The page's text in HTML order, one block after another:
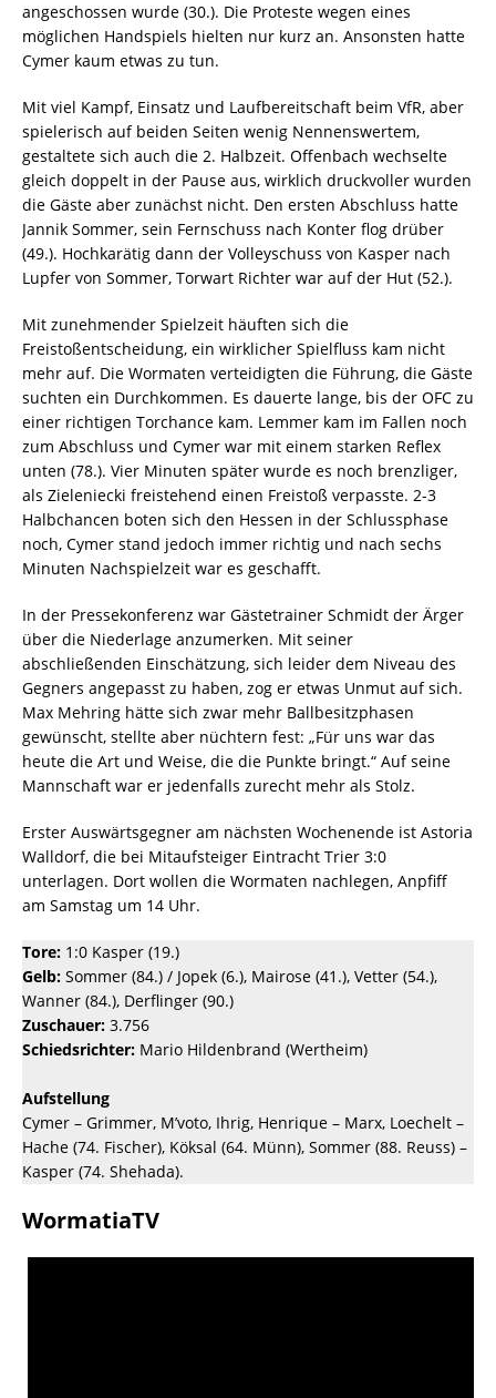
angeschossen wurde (30.). Die Proteste wegen eines
möglichen Handspiels hielten nur kurz an. Ansonsten hatte
Cymer kaum etwas zu tun.
Mit viel Kampf, Einsatz und Laufbereitschaft beim VfR, aber
spielerisch auf beiden Seiten wenig Nennenswertem,
gestaltete sich auch die 2. Halbzeit. Offenbach wechselte
gleich doppelt in der Pause aus, wirklich druckvoller wurden
die Gäste aber zunächst nicht. Den ersten Abschluss hatte
Jannik Sommer, sein Fernschuss nach Konter flog drüber
(49.). Hochkarätig dann der Volleyschuss von Kasper nach
Lupfer von Sommer, Torwart Richter war auf der Hut (52.).
Mit zunehmender Spielzeit häuften sich die
Freistoßentscheidung, ein wirklicher Spielfluss kam nicht
mehr auf. Die Wormaten verteidigten die Führung, die Gäste
suchten ein Durchkommen. Es dauerte lange, bis der OFC zu
einer richtigen Torchance kam. Lemmer kam im Fallen noch
zum Abschluss und Cymer war mit einem starken Reflex
unten (78.). Vier Minuten später wurde es noch brenzliger,
als Zieleniecki freistehend einen Freistoß verpasste. 2-3
Halbchancen boten sich den Hessen in der Schlussphase
noch, Cymer stand jedoch immer richtig und nach sechs
Minuten Nachspielzeit war es geschafft.
In der Pressekonferenz war Gästetrainer Schmidt der Ärger
über die Niederlage anzumerken. Mit seiner
abschließenden Einschätzung, sich leider dem Niveau des
Gegners angepasst zu haben, zog er etwas Unmut auf sich.
Max Mehring hätte sich zwar mehr Ballbesitzphasen
gewünscht, stellte aber nüchtern fest: „Für uns war das
heute die Art und Weise, die die Punkte bringt.“ Auf seine
Mannschaft war er jedenfalls zurecht mehr als Stolz.
Erster Auswärtsgegner am nächsten Wochenende ist Astoria
Walldorf, die bei Mitaufsteiger Eintracht Trier 3:0
unterlagen. Dort wollen die Wormaten nachlegen, Anpfiff
am Samstag um 14 Uhr.
Tore: 1:0 Kasper (19.)
Gelb: Sommer (84.) / Jopek (6.), Mairose (41.), Vetter (54.),
Wanner (84.), Derflinger (90.)
Zuschauer: 3.756
Schiedsrichter: Mario Hildenbrand (Wertheim)
Aufstellung
Cymer – Grimmer, M’voto, Ihrig, Henrique – Marx, Loechelt –
Hache (74. Fischer), Köksal (64. Münn), Sommer (88. Reuss) –
Kasper (74. Shehada).
WormatiaTV